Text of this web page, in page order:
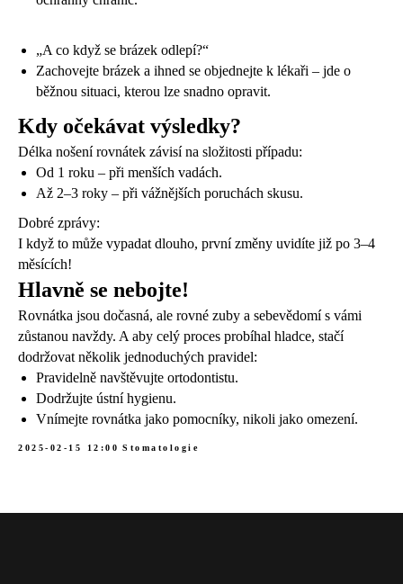
„A co když se brázek odlepí?“
Zachovejte brázek a ihned se objednejte k lékaři – jde o
běžnou situaci, kterou lze snadno opravit.
Kdy očekávat výsledky?
Délka nošení rovnátek závisí na složitosti případu:
Od 1 roku – při menších vadách.
Až 2–3 roky – při vážnějších poruchách skusu.
Dobré zprávy:
I když to může vypadat dlouho, první změny uvidíte již po 3–4
měsících!
Hlavně se nebojte!
Rovnátka jsou dočasná, ale rovné zuby a sebevědomí s vámi
zůstanou navždy. A aby celý proces probíhal hladce, stačí
dodržovat několik jednoduchých pravidel:
Pravidelně navštěvujte ortodontistu.
Dodržujte ústní hygienu.
Vnímejte rovnátka jako pomocníky, nikoli jako omezení.
2025-02-15 12:00 Stomatologie